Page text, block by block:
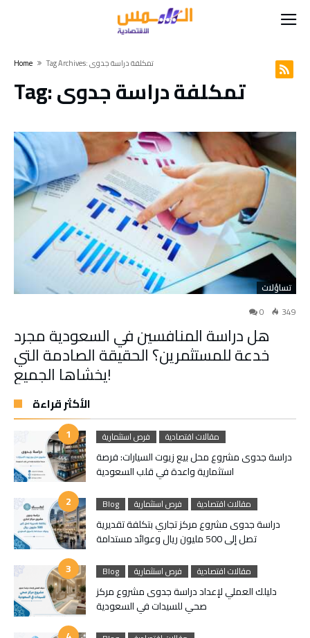
Home Tag Archives: تمكلفة دراسة جدوى
Tag:تمكلفة دراسة جدوى
تساؤلات
0
349
هل دراسة المنافسين في السعودية مجرد
خدعة للمستثمرين؟ الحقيقة الصادمة التي
يخشاها الجميع!
الأكثر قراءة
فرص استثمارية مقالات اقتصادية
دراسة جدوى مشروع محل بيع زيوت السيارات: فرصة
استثمارية واعدة في قلب السعودية
Blog فرص استثمارية مقالات اقتصادية
دراسة جدوى مشروع مركز تجاري بتكلفة تقديرية
تصل إلى 500 مليون ريال وعوائد مستدامة
Blog فرص استثمارية مقالات اقتصادية
دليلك العملي لإعداد دراسة جدوى مشروع مركز
صحي للسيدات في السعودية